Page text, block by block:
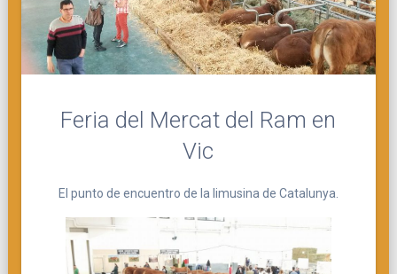
Feria del Mercat del Ram en
Vic
El punto de encuentro de la limusina de Catalunya.